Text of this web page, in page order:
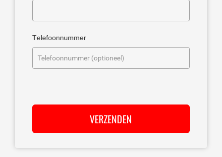
Telefoonnummer
VERZENDEN